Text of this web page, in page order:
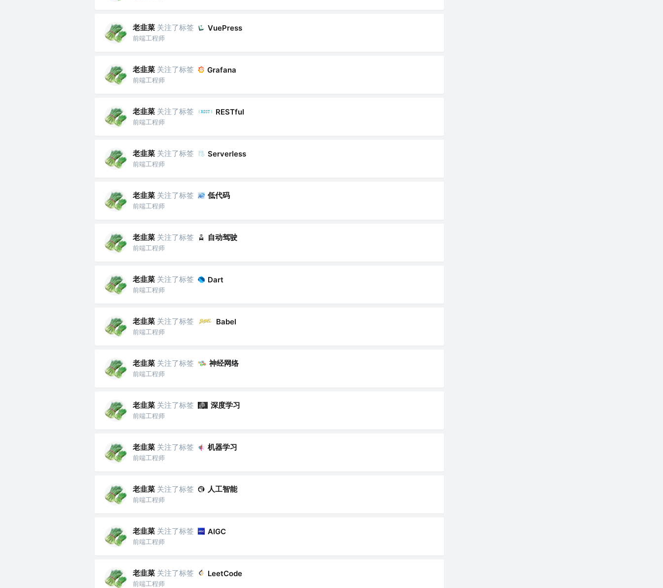
老韭菜 关注了标签 VuePress
前端工程师
老韭菜 关注了标签 Grafana
前端工程师
老韭菜 关注了标签 RESTful
前端工程师
老韭菜 关注了标签 Serverless
前端工程师
老韭菜 关注了标签 低代码
前端工程师
老韭菜 关注了标签 自动驾驶
前端工程师
老韭菜 关注了标签 Dart
前端工程师
老韭菜 关注了标签 Babel
前端工程师
老韭菜 关注了标签 神经网络
前端工程师
老韭菜 关注了标签 深度学习
前端工程师
老韭菜 关注了标签 机器学习
前端工程师
老韭菜 关注了标签 人工智能
前端工程师
老韭菜 关注了标签 AIGC
前端工程师
老韭菜 关注了标签 LeetCode
前端工程师